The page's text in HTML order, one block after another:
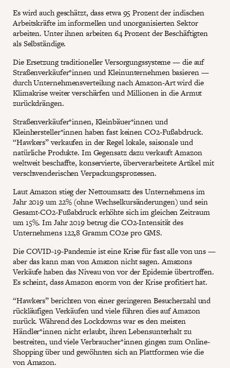
Es wird auch geschätzt, dass etwa 95 Prozent der indischen
Arbeitskräfte im informellen und unorganisierten Sektor
arbeiten. Unter ihnen arbeiten 64 Prozent der Beschäftigten
als Selbständige.
Die Ersetzung traditioneller Versorgungssysteme — die auf
Straßenverkäufer*innen und Kleinunternehmen basieren —
durch Unternehmensverteilung nach Amazon-Art wird die
Klimakrise weiter verschärfen und Millionen in die Armut
zurückdrängen.
Straßenverkäufer*innen, Kleinbäuer*innen und
Kleinhersteller*innen haben fast keinen CO2-Fußabdruck.
“Hawkers” verkaufen in der Regel lokale, saisonale und
natürliche Produkte. Im Gegensatz dazu verkauft Amazon
weltweit beschaffte, konservierte, überverarbeitete Artikel mit
verschwenderischen Verpackungsprozessen.
Laut Amazon stieg der Nettoumsatz des Unternehmens im
Jahr 2019 um 22% (ohne Wechselkursänderungen) und sein
Gesamt-CO2-Fußabdruck erhöhte sich im gleichen Zeitraum
um 15%. Im Jahr 2019 betrug die CO2-Intensität des
Unternehmens 122,8 Gramm CO2e pro GMS.
Die COVID-19-Pandemie ist eine Krise für fast alle von uns —
aber das kann man von Amazon nicht sagen. Amazons
Verkäufe haben das Niveau von vor der Epidemie übertroffen.
Es scheint, dass Amazon enorm von der Krise profitiert hat.
“Hawkers” berichten von einer geringeren Besucherzahl und
rückläufigen Verkäufen und viele führen dies auf Amazon
zurück. Während des Lockdowns war es den meisten
Händler*innen nicht erlaubt, ihren Lebensunterhalt zu
bestreiten, und viele Verbraucher*innen gingen zum Online-
Shopping über und gewöhnten sich an Plattformen wie die
von Amazon.